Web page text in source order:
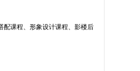
配课程、形象设计课程、影楼后